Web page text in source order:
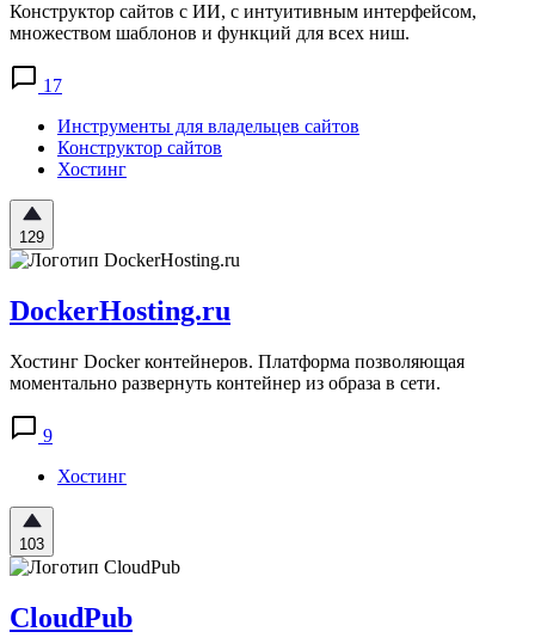
Конструктор сайтов с ИИ, с интуитивным интерфейсом,
множеством шаблонов и функций для всех ниш.
17
Инструменты для владельцев сайтов
Конструктор сайтов
Хостинг
129
DockerHosting.ru
Хостинг Docker контейнеров. Платформа позволяющая
моментально развернуть контейнер из образа в сети.
9
Хостинг
103
CloudPub